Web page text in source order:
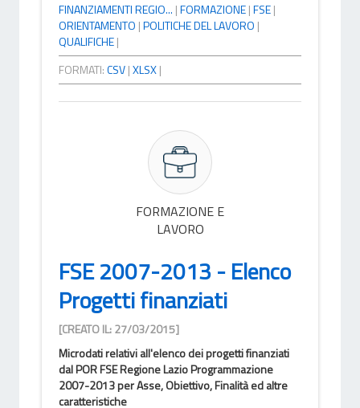
FINANZIAMENTI REGIO... |FORMAZIONE|FSE|
ORIENTAMENTO |POLITICHE DEL LAVORO |
QUALIFICHE|
FORMATI:CSV|XLSX|
FORMAZIONE E
LAVORO
FSE 2007-2013 - Elenco
Progetti finanziati
[CREATO IL: 27/03/2015]
Microdati relativi all'elenco dei progetti finanziati
dal POR FSE Regione Lazio Programmazione
2007-2013 per Asse, Obiettivo, Finalità ed altre
caratteristiche